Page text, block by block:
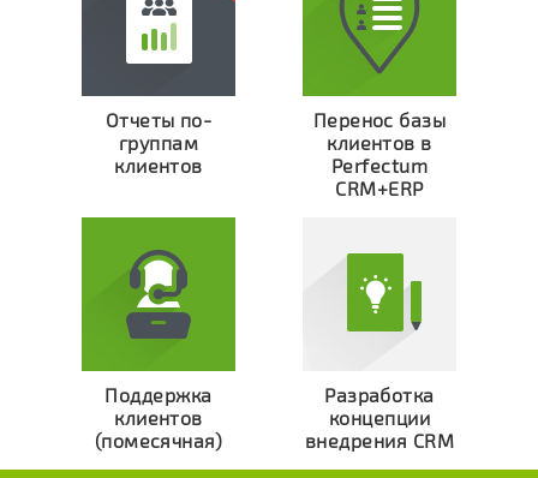
Отчеты по-
группам
клиентов
Перенос базы
клиентов в
Perfectum
CRM+ERP
Поддержка
клиентов
(помесячная)
Разработка
концепции
внедрения CRM